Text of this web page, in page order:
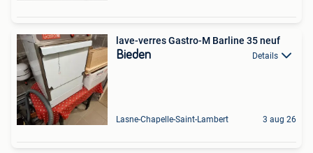
lave-verres Gastro-M Barline 35 neuf
Bieden Details
Lasne-Chapelle-Saint-Lambert 3 aug 26